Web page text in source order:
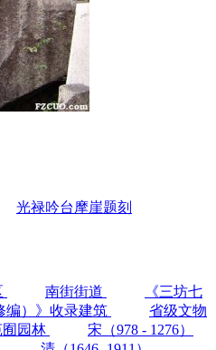
光禄吟台摩崖题刻
南街街道
《三坊七
编）》收录建筑
省级文物
囿园林
宋（978 - 1276）